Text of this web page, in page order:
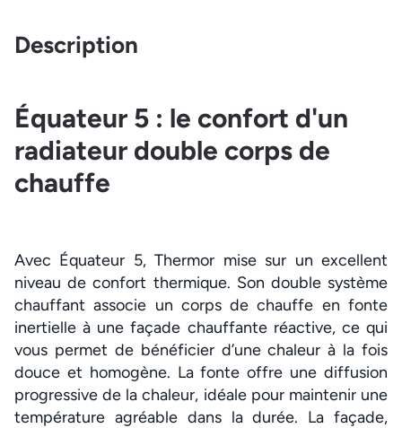
Description
Équateur 5 : le confort d'un
radiateur double corps de
chauffe
Avec Équateur 5, Thermor mise sur un excellent
niveau de confort thermique. Son double système
chauffant associe un corps de chauffe en fonte
inertielle à une façade chauffante réactive, ce qui
vous permet de bénéficier d’une chaleur à la fois
douce et homogène. La fonte offre une diffusion
progressive de la chaleur, idéale pour maintenir une
température agréable dans la durée. La façade,